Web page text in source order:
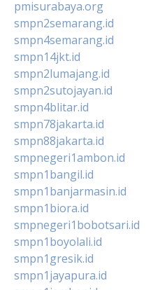
pmisurabaya.org
smpn2semarang.id
smpn4semarang.id
smpn14jkt.id
smpn2lumajang.id
smpn2sutojayan.id
smpn4blitar.id
smpn78jakarta.id
smpn88jakarta.id
smpnegeri1ambon.id
smpn1bangil.id
smpn1banjarmasin.id
smpn1biora.id
smpnegeri1bobotsari.id
smpn1boyolali.id
smpn1gresik.id
smpn1jayapura.id